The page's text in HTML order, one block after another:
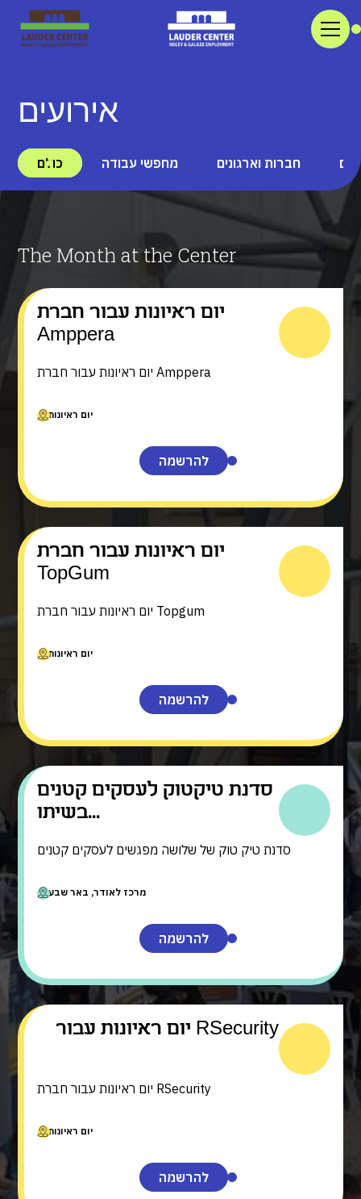
אירועים
כולם מחפשי עבודה חברות וארגונים
The Month at the Center
יום ראיונות עבור חברת
Amppera
יום ראיונות עבור חברת Amppera
יום ראיונות
להרשמה
יום ראיונות עבור חברת
TopGum
יום ראיונות עבור חברת Topgum
יום ראיונות
להרשמה
סדנת טיקטוק לעסקים קטנים
בשיתו...
סדנת טיק טוק של שלושה מפגשים לעסקים קטנים
מרכז לאודר, באר שבע
להרשמה
יום ראיונות עבור RSecurity
יום ראיונות עבור חברת RSecurity
יום ראיונות
להרשמה